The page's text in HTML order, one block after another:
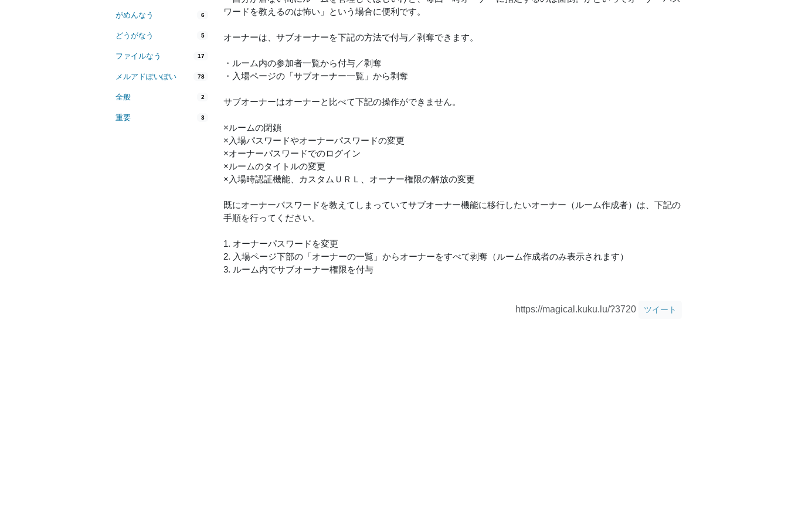
がめんなう 6
どうがなう 5
ファイルなう 17
メルアドぽいぽい 78
全般 2
重要 3
ワードを教えるのは怖い」という場合に便利です。
オーナーは、サブオーナーを下記の方法で付与／剥奪できます。
・ルーム内の参加者一覧から付与／剥奪
・入場ページの「サブオーナー一覧」から剥奪
サブオーナーはオーナーと比べて下記の操作ができません。
×ルームの閉鎖
×入場パスワードやオーナーパスワードの変更
×オーナーパスワードでのログイン
×ルームのタイトルの変更
×入場時認証機能、カスタムＵＲＬ、オーナー権限の解放の変更
既にオーナーパスワードを教えてしまっていてサブオーナー機能に移行したいオーナー（ルーム作成者）は、下記の
手順を行ってください。
1. オーナーパスワードを変更
2. 入場ページ下部の「オーナーの一覧」からオーナーをすべて剥奪（ルーム作成者のみ表示されます）
3. ルーム内でサブオーナー権限を付与
https://magical.kuku.lu/?3720 ツイート